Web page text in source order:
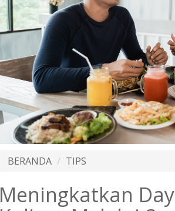
BERANDA TIPS
Meningkatkan